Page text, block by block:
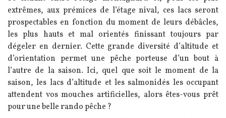
extrêmes, aux prémices de l’étage nival, ces lacs seront
prospectables en fonction du moment de leurs débâcles,
les plus hauts et mal orientés finissant toujours par
dégeler en dernier. Cette grande diversité d’altitude et
d’orientation permet une pêche porteuse d’un bout à
l’autre de la saison. Ici, quel que soit le moment de la
saison, les lacs d’altitude et les salmonidés les occupant
attendent vos mouches artificielles, alors êtes-vous prêt
pour une belle rando pêche ?